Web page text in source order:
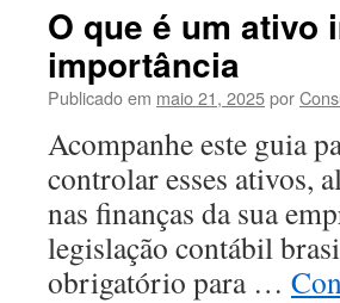
O que é um ativo
importância
Publicado em maio 21, 2025por
Acompanhe este guia
controlar esses ativos,
nas finanças da sua
legislação contábil
obrigatório para …